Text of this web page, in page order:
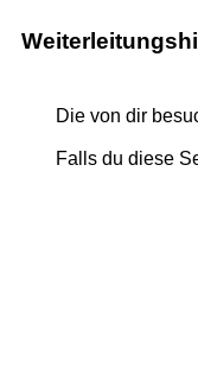
Die von dir
Falls du diese